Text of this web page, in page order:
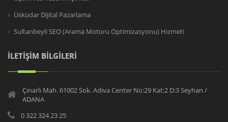
Üsküdar Dijital Pazarlama
Sultanbeyli SEO (Arama Motoru Optimizasyonu) Hizmeti
İLETİŞİM BİLGİLERİ
Çınarlı Mah. 61002 Sok. Adiva Center No:29 Kat:2 D:3 Seyhan /
ADANA
0 322 324 23 25